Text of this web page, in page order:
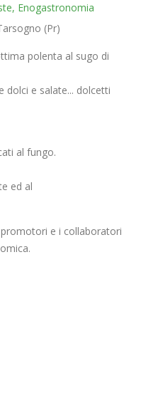
Enogastronomia
(Pr)
polenta al sugo di
e salate... dolcetti
al fungo.
ed al
e i collaboratori